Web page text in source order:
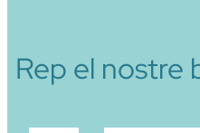
Rep el nostre